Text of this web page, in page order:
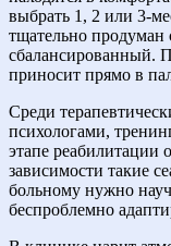
выбрать 1, 2 или 3-
тщательно продуман
сбалансированный.
приносит прямо в
Среди
психологами,
этапе реабилитации
зависимости такие
больному нужно
беспроблемно